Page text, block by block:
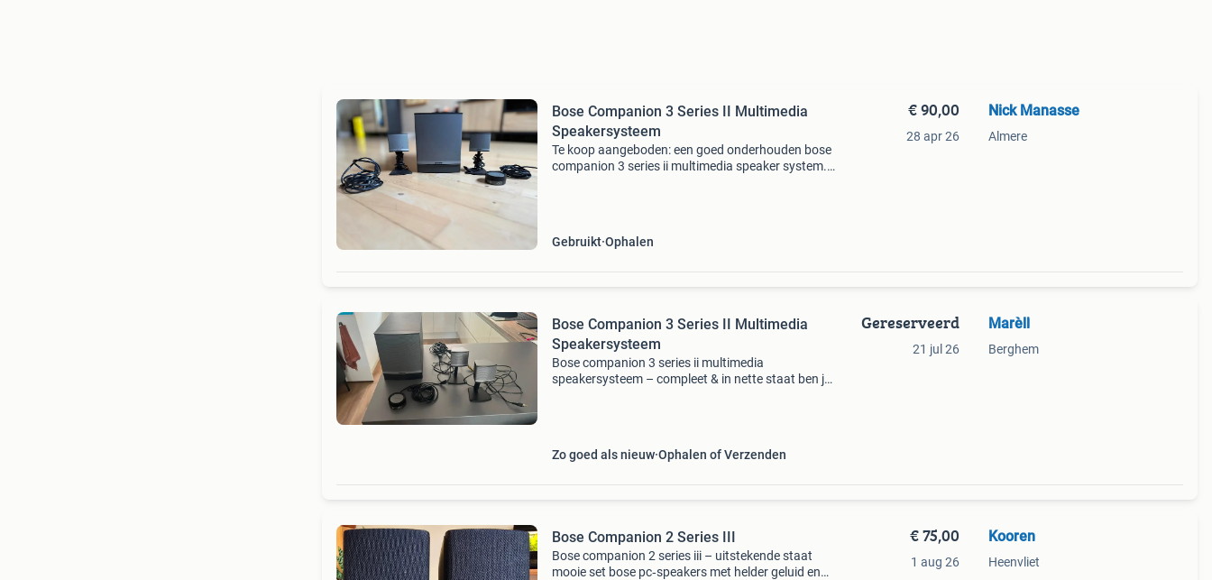
Bose Companion 3 Series II Multimedia
Speakersysteem
Te koop aangeboden: een goed onderhouden bose
companion 3 series ii multimedia speaker system.
Gebruikt Ophalen
€ 90,00
28 apr 26
Nick Manasse
Almere
Bose Companion 3 Series II Multimedia
Speakersysteem
Bose companion 3 series ii multimedia
speakersysteem – compleet & in nette staat ben je
Zo goed als nieuw Ophalen of Verzenden
Gereserveerd
21 jul 26
Marèll
Berghem
Bose Companion 2 Series III
Bose companion 2 series iii – uitstekende staat
mooie set bose pc‑speakers met helder geluid en
€ 75,00
1 aug 26
Kooren
Heenvliet